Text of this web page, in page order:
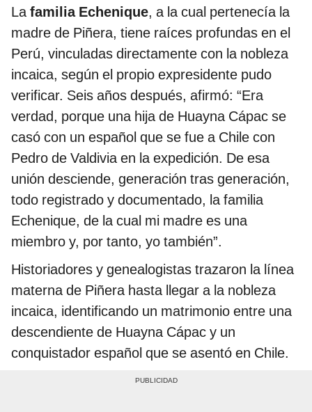
Lafamilia Echenique, a la cual pertenecía la
madre de Piñera, tiene raíces profundas en el
Perú, vinculadas directamente con la nobleza
incaica, según el propio expresidente pudo
verificar. Seis años después, afirmó: “Era
verdad, porque una hija de Huayna Cápac se
casó con un español que se fue a Chile con
Pedro de Valdivia en la expedición. De esa
unión desciende, generación tras generación,
todo registrado y documentado, la familia
Echenique, de la cual mi madre es una
miembro y, por tanto, yo también”.
Historiadores y genealogistas trazaron la línea
materna de Piñera hasta llegar a la nobleza
incaica, identificando un matrimonio entre una
descendiente de Huayna Cápac y un
conquistador español que se asentó en Chile.